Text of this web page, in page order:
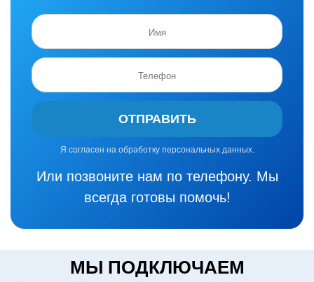
ОТПРАВИТЬ
Я согласен на обработку персональных данных.
Или позвоните нам по телефону. Мы
всегда готовы помочь!
МЫ ПОДКЛЮЧАЕМ